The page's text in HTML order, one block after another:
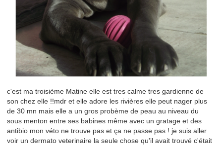
c'est ma troisième Matine elle est tres calme tres gardienne de
son chez elle !!mdr et elle adore les rivières elle peut nager plus
de 30 mn mais elle a un gros probème de peau au niveau du
sous menton entre ses babines même avec un gratage et des
antibio mon véto ne trouve pas et ça ne passe pas ! je suis aller
voir un dermato veterinaire la seule chose qu'il avait trouvé c'était